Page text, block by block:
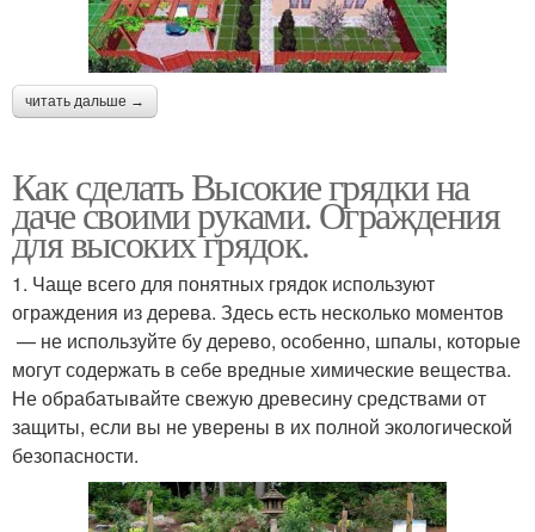
читать дальше →
Как сделать Высокие грядки на
даче своими руками. Ограждения
для высоких грядок.
1. Чаще всего для понятных грядок используют
ограждения из дерева. Здесь есть несколько моментов
— не используйте бу дерево, особенно, шпалы, которые
могут содержать в себе вредные химические вещества.
Не обрабатывайте свежую древесину средствами от
защиты, если вы не уверены в их полной экологической
безопасности.